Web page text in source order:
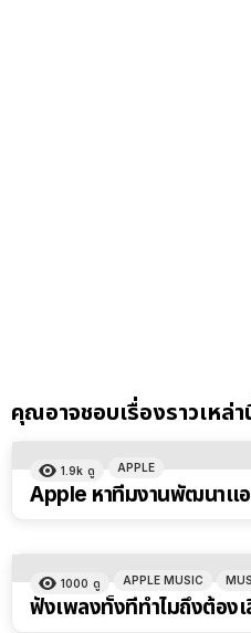
คุณอาจชอบเรื่องราวเหล่า
1.9k ดู APPLE
Apple หาทีมงานพัฒนาแ
1000 ดู APPLE MUSIC
ฟังเพลงทั้งทีทำไมถึงต้อง